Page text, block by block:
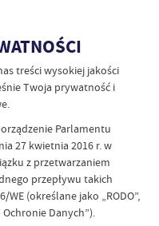
treści wysokiej jakości
Twoja prywatność i
Parlamentu
27 kwietnia 2016 r. w
z przetwarzaniem
przepływu takich
(określane jako „RODO”,
Danych”).